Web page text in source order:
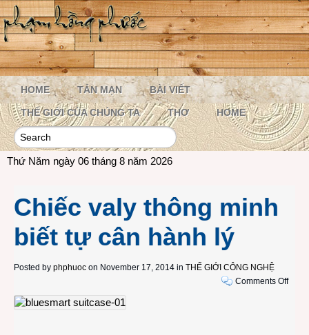
HOME TẢN MẠN BÀI VIẾT
THẾ GIỚI CỦA CHÚNG TA THƠ HOME
Thứ Năm ngày 06 tháng 8 năm 2026
Chiếc valy thông minh
biết tự cân hành lý
Posted by phphuoc on November 17, 2014 in THẾ GIỚI CÔNG NGHỆ
Comments Offon